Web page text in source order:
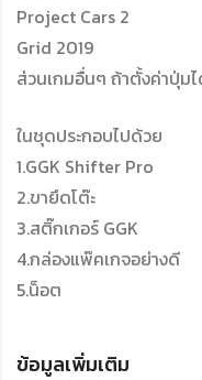
Project Cars 2
Grid 2019
ส่วนเกมอื่นๆ ถ้าตั้งค่าปุ่ม
ในชุดประกอบไปด้วย
1.GGK Shifter Pro
2.ขายึดโต๊ะ
3.สติ๊กเกอร์ GGK
4.กล่องแพ๊คเกจอย่างดี
5.น็อต
ข้อมูลเพิ่มเติม